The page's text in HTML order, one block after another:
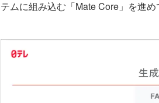
テムに組み込む「Mate Core」を進め